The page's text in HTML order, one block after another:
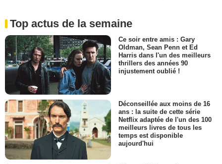
Top actus de la semaine
Ce soir entre amis : Gary
Oldman, Sean Penn et Ed
Harris dans l'un des meilleurs
thrillers des années 90
injustement oublié !
Déconseillée aux moins de 16
ans : la suite de cette série
Netflix adaptée de l'un des 100
meilleurs livres de tous les
temps est disponible
aujourd'hui